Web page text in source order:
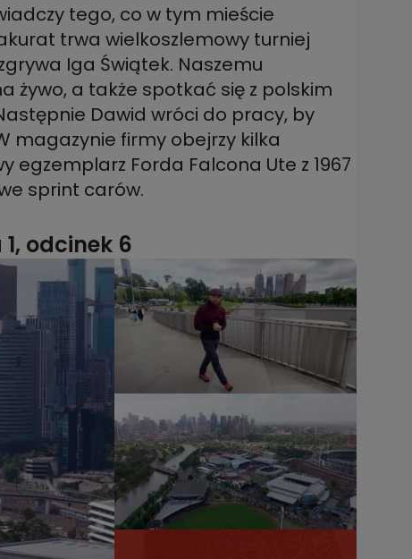
tego, co w tym mieście
trwa wielkoszlemowy turniej
Iga Świątek. Naszemu
żywo, a także spotkać się z polskim
Dawid wróci do pracy, by
magazynie firmy obejrzy kilka
Forda Falcona Ute z 1967
sprint carów.
odcinek 6